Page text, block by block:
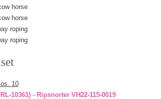
horse
horse
roping
roping
os. 10
10361) - Ripsnorter VH22-115-0019